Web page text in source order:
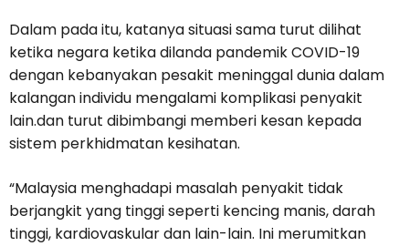
Dalam pada itu, katanya situasi sama turut dilihat
ketika negara ketika dilanda pandemik COVID-19
dengan kebanyakan pesakit meninggal dunia dalam
kalangan individu mengalami komplikasi penyakit
lain.dan turut dibimbangi memberi kesan kepada
sistem perkhidmatan kesihatan.
“Malaysia menghadapi masalah penyakit tidak
berjangkit yang tinggi seperti kencing manis, darah
tinggi, kardiovaskular dan lain-lain. Ini merumitkan